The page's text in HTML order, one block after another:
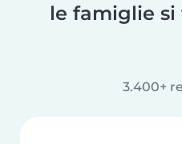
le famiglie si
3.400+